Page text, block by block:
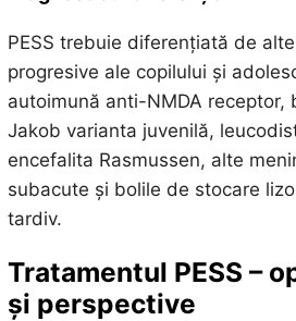
PESS trebuie diferențiată de
progresive ale copilului și
autoimună anti-NMDA receptor,
Jakob varianta juvenilă,
encefalita Rasmussen, alte
subacute și bolile de stocare
tardiv.
Tratamentul PESS –
și perspective